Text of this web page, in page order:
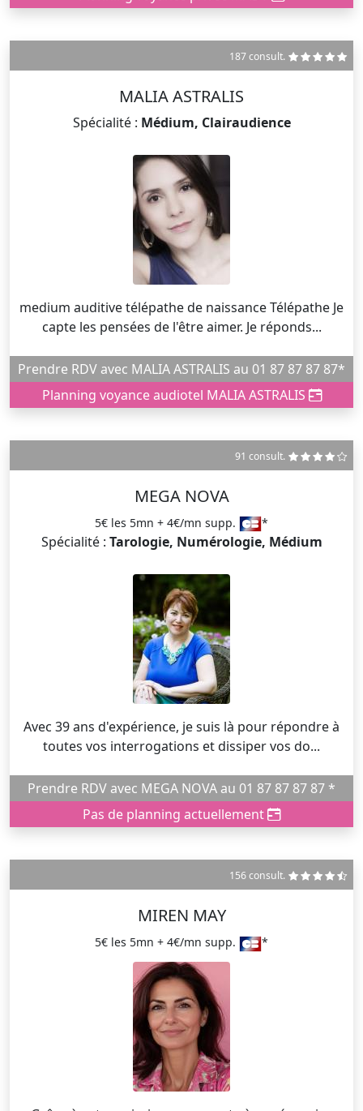
187 consult.
MALIA ASTRALIS
Spécialité : Médium, Clairaudience
medium auditive télépathe de naissance Télépathe Je
capte les pensées de l'être aimer. Je réponds...
Prendre RDV avec MALIA ASTRALIS au 01 87 87 87 87*
Planning voyance audiotel MALIA ASTRALIS
91 consult.
MEGA NOVA
5€ les 5mn + 4€/mn supp. *
Spécialité : Tarologie, Numérologie, Médium
Avec 39 ans d'expérience, je suis là pour répondre à
toutes vos interrogations et dissiper vos do...
Prendre RDV avec MEGA NOVA au 01 87 87 87 87 *
Pas de planning actuellement
156 consult.
MIREN MAY
5€ les 5mn + 4€/mn supp. *